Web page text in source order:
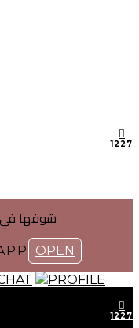
1227
شوفها في
OPEN
PROFILE
1227